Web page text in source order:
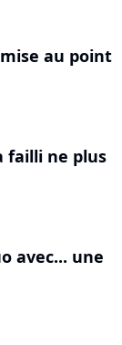
au point
failli ne plus
avec... une